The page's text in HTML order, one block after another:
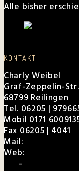
Alle bisher
KONTAKT
Charly Weibel
Graf-Zeppelin-Str.
68799 Reilingen
Tel. 06205 |
Mobil 0171
Fax 06205 | 4041
Mail:
Web:
–